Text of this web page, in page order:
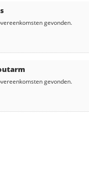
gevonden.
gevonden.